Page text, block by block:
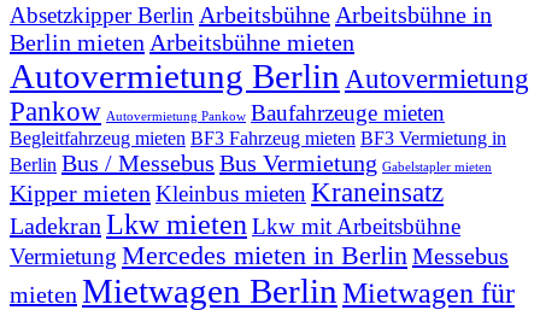
Absetzkipper Berlin Arbeitsbühne Arbeitsbühne in
Berlin mieten Arbeitsbühne mieten
Autovermietung Berlin Autovermietung
Pankow Autovermietung Pankow Baufahrzeuge mieten
Begleitfahrzeug mieten BF3 Fahrzeug mieten BF3 Vermietung in
Berlin Bus / Messebus Bus Vermietung Gabelstapler mieten
Kipper mieten Kleinbus mieten Kraneinsatz
Ladekran Lkw mieten Lkw mit Arbeitsbühne
Vermietung Mercedes mieten in BerlinMessebus
mieten Mietwagen Berlin Mietwagen für